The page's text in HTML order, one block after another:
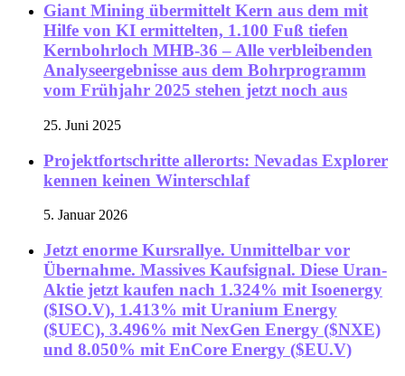
Giant Mining übermittelt Kern aus dem mit
Hilfe von KI ermittelten, 1.100 Fuß tiefen
Kernbohrloch MHB-36 – Alle verbleibenden
Analyseergebnisse aus dem Bohrprogramm
vom Frühjahr 2025 stehen jetzt noch aus
25. Juni 2025
Projektfortschritte allerorts: Nevadas Explorer
kennen keinen Winterschlaf
5. Januar 2026
Jetzt enorme Kursrallye. Unmittelbar vor
Übernahme. Massives Kaufsignal. Diese Uran-
Aktie jetzt kaufen nach 1.324% mit Isoenergy
($ISO.V), 1.413% mit Uranium Energy
($UEC), 3.496% mit NexGen Energy ($NXE)
und 8.050% mit EnCore Energy ($EU.V)